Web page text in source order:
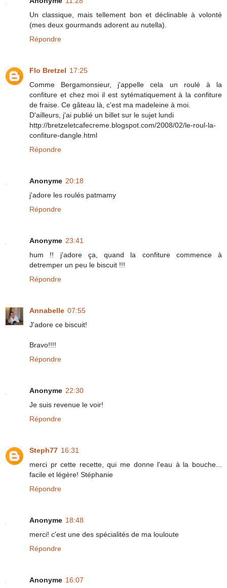
Un classique, mais tellement bon et déclinable à volonté
(mes deux gourmands adorent au nutella).
Répondre
Flo Bretzel 17:25
Comme Bergamonsieur, j'appelle cela un roulé à la
confiture et chez moi il est sytématiquement à la confiture
de fraise. Ce gâteau là, c'est ma madeleine à moi.
D'ailleurs, j'ai publié un billet sur le sujet lundi
http://bretzeletcafecreme.blogspot.com/2008/02/le-roul-la-
confiture-dangle.html
Répondre
Anonyme 20:18
j'adore les roulés patmamy
Répondre
Anonyme 23:41
hum !! j'adore ça, quand la confiture commence à
detremper un peu le biscuit !!!
Répondre
Annabelle 07:55
J'adore ce biscuit!
Bravo!!!!
Répondre
Anonyme 22:30
Je suis revenue le voir!
Répondre
Steph77 16:31
merci pr cette recette, qui me donne l'eau à la bouche...
facile et légère! Stéphanie
Répondre
Anonyme 18:48
merci! c'est une des spécialités de ma louloute
Répondre
Anonyme 16:07